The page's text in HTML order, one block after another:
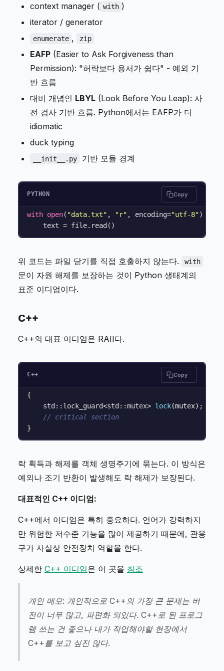
context manager ( with )
iterator / generator
enumerate , zip
EAFP (Easier to Ask Forgiveness than
Permission): "허락보다 용서가 쉽다" - 예외 기
반 흐름
대비 개념인 LBYL (Look Before You Leap): 사
전 검사 기반 흐름. Python에서는 EAFP가 더
idiomatic
duck typing
__init__.py 기반 모듈 경계
PYTHON Copy
with open( "data.txt" , "r" , encoding="utf-8")
위 코드는 파일 닫기를 직접 호출하지 않는다. with
문이 자원 해제를 보장하는 것이 Python 생태계의
표준 이디엄이다.
C++
C++의 대표 이디엄은 RAII다.
C++ Copy
{
std::lock_guard<std::mutex> lock(mutex) ;
// critical section
락 획득과 해제를 객체 생명주기에 묶는다. 이 방식은
예외나 조기 반환이 발생해도 락 해제가 보장된다.
대표적인 C++ 이디엄:
C++에서 이디엄은 특히 중요하다. 언어가 강력하지
만 위험한 저수준 기능을 많이 제공하기 때문에, 관용
구가 사실상 안전장치 역할을 한다.
상세한 C++ 이디엄은 이 곳을 참조
개인 메모: 개인적으로 C++의 가장 큰 문제는 버
전이 너무 많고, 파편화 되있다. C++로 된 프로그
램 쓰는 건 좋으나 내가 작업해야할 현장에서
C++를 보고 싶진 않다.